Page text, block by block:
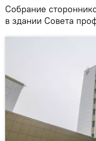
Собрание
в здании Совета